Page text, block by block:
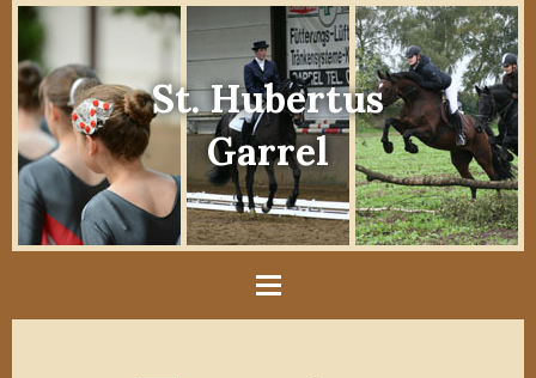
St. Hubertus
Garrel